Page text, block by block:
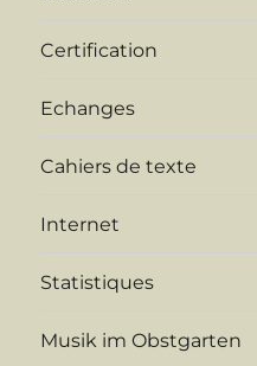
Certification
Echanges
Cahiers de texte
Internet
Statistiques
Musik im Obstgarten